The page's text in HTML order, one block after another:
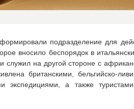
подразделение для
вносило беспорядок в
на другой стороне с
британскими, бельгийско-
экспедициями, а также